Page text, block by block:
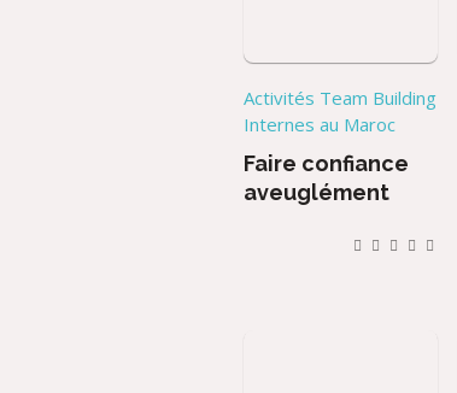
Activités Team Building
Internes au Maroc
Faire confiance
aveuglément